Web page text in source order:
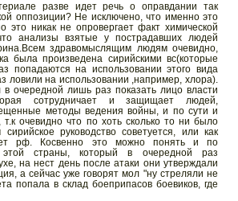
разве идет речь о оправдании так
оппозиции? Не исключено, что именно это
это никак не опровергает факт химической
анализы взятые у пострадавших людей
здравомыслящим людям очевидно,
была произведена сирийскими вс(которые
попадаются на использовании этого вида
ловили на использовании ,например, хлора).
очередной лишь раз показать лицо власти
сотрудничает и защищает людей,
методы ведения войны, и по сути и
т.к очевидно что по хоть сколько то ни было
руководство советуется, или как
рф. Косвенно это можно понять и по
страны, который в очередной раз
на нест день после атаки они утверждали
а сейчас уже говорят мол "ну стреляли не
попала в склад боеприпасов боевиков, где